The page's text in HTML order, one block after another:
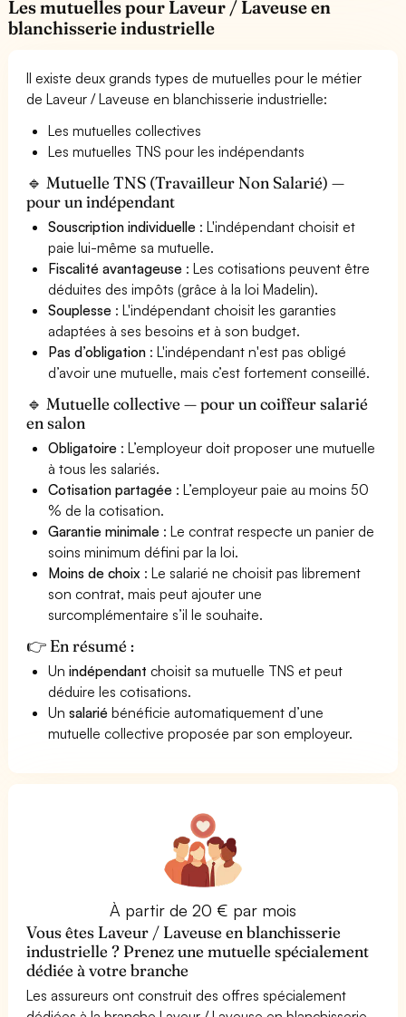
Les mutuelles pour Laveur / Laveuse en
blanchisserie industrielle
Il existe deux grands types de mutuelles pour le métier
de Laveur / Laveuse en blanchisserie industrielle:
Les mutuelles collectives
Les mutuelles TNS pour les indépendants
🔹 Mutuelle TNS (Travailleur Non Salarié) —
pour un indépendant
Souscription individuelle : L'indépendant choisit et
paie lui-même sa mutuelle.
Fiscalité avantageuse : Les cotisations peuvent être
déduites des impôts (grâce à la loi Madelin).
Souplesse : L'indépendant choisit les garanties
adaptées à ses besoins et à son budget.
Pas d’obligation : L'indépendant n'est pas obligé
d’avoir une mutuelle, mais c’est fortement conseillé.
🔹 Mutuelle collective — pour un coiffeur salarié
en salon
Obligatoire : L’employeur doit proposer une mutuelle
à tous les salariés.
Cotisation partagée : L’employeur paie au moins 50
% de la cotisation.
Garantie minimale : Le contrat respecte un panier de
soins minimum défini par la loi.
Moins de choix : Le salarié ne choisit pas librement
son contrat, mais peut ajouter une
surcomplémentaire s’il le souhaite.
👉 En résumé :
Unindépendant choisit sa mutuelle TNS et peut
déduire les cotisations.
Unsalarié bénéficie automatiquement d’une
mutuelle collective proposée par son employeur.
À partir de 20 € par mois
Vous êtes Laveur / Laveuse en blanchisserie
industrielle ? Prenez une mutuelle spécialement
dédiée à votre branche
Les assureurs ont construit des offres spécialement